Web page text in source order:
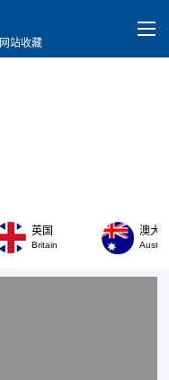
网站收藏
英国
Britain
澳大